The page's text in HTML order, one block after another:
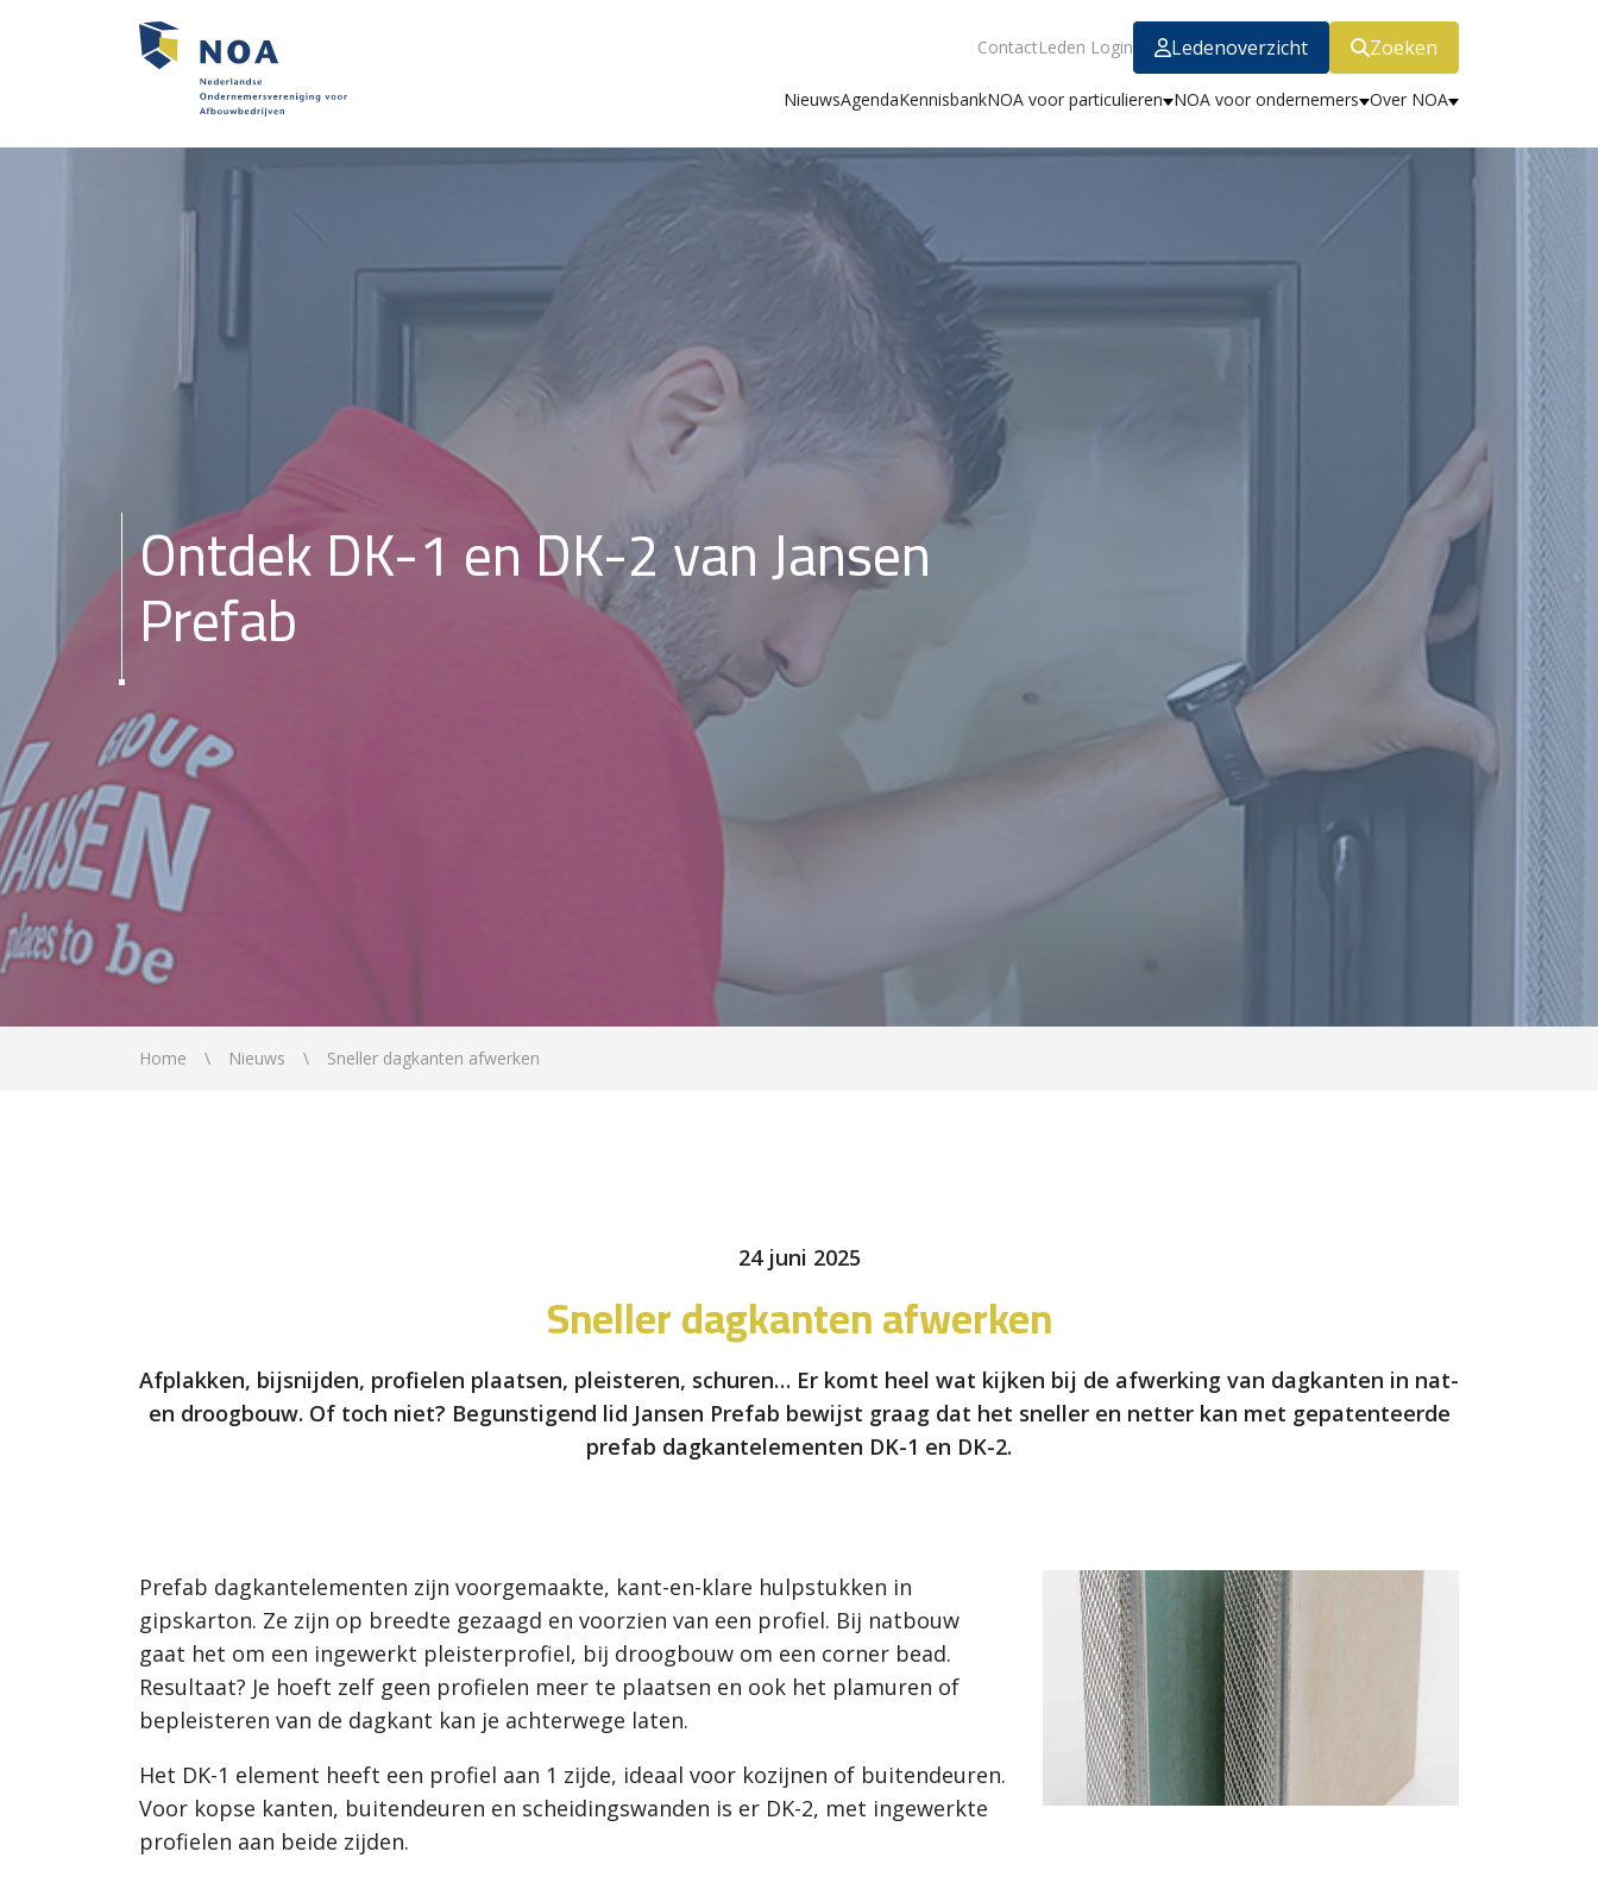
ContactLeden Login Ledenoverzicht Zoeken
NieuwsAgendaKennisbankNOA voor particulieren NOA voor ondernemers Over NOA
Ontdek DK-1 en DK-2 van Jansen
Prefab
Home Nieuws Sneller dagkanten afwerken
24 juni 2025
Sneller dagkanten afwerken
Afplakken, bijsnijden, profielen plaatsen, pleisteren, schuren… Er komt heel wat kijken bij de afwerking van dagkanten in nat-
en droogbouw. Of toch niet? Begunstigend lid Jansen Prefab bewijst graag dat het sneller en netter kan met gepatenteerde
prefab dagkantelementen DK-1 en DK-2.
Prefab dagkantelementen zijn voorgemaakte, kant-en-klare hulpstukken in
gipskarton. Ze zijn op breedte gezaagd en voorzien van een profiel. Bij natbouw
gaat het om een ingewerkt pleisterprofiel, bij droogbouw om een corner bead.
Resultaat? Je hoeft zelf geen profielen meer te plaatsen en ook het plamuren of
bepleisteren van de dagkant kan je achterwege laten.
Het DK-1 element heeft een profiel aan 1 zijde, ideaal voor kozijnen of buitendeuren.
Voor kopse kanten, buitendeuren en scheidingswanden is er DK-2, met ingewerkte
profielen aan beide zijden.